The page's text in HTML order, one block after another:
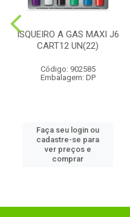
ISQUEIRO A GAS MAXI J6
CART12 UN(22)
Código: 902585
Embalagem: DP
Faça seu login ou
cadastre-se para
ver preços e
comprar